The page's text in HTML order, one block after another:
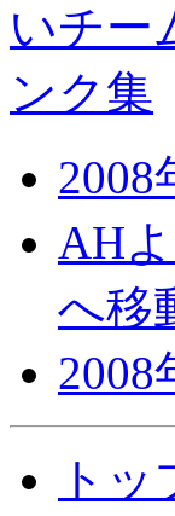
2008
AH
へ移
2008
ト